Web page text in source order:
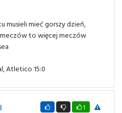
musieli mieć gorszy dzień,
to więcej meczów
Atletico 15:0
1